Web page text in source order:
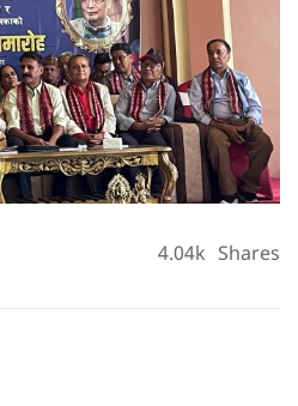
4.04k Shares